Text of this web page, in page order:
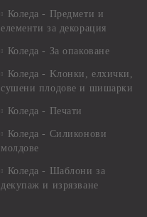
Коледа - Предмети и
елементи за декорация
Коледа - За опаковане
Коледа - Kлонки, елхички,
сушени плодове и шишарки
Коледа - Печати
Коледа - Силиконови
молдове
Коледа - Шаблони за
декупаж и изрязване